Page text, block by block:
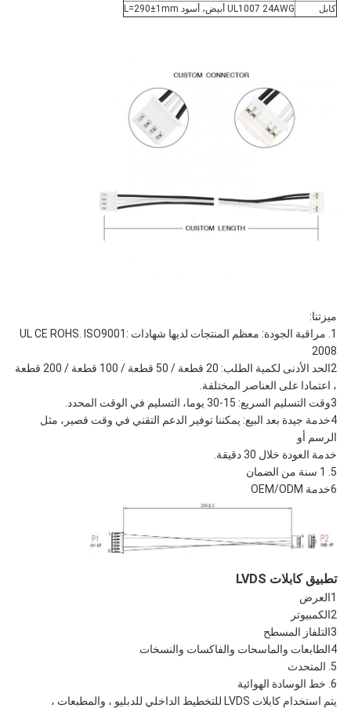
كابل
UL1007 24AWG أبيض، أسود L=290±1mm
ميزتنا:
1. مراقبة الجودة: معظم المنتجات لديها شهادات UL CE ROHS. ISO9001:
2008
2الحد الأدنى لكمية الطلب: 20 قطعة / 50 قطعة / 100 قطعة / 200 قطعة
، اعتمادا على العناصر المختلفة.
3وقت التسليم السريع: 15-30 يوما، التسليم في الوقت المحدد.
4خدمة جيدة بعد البيع: يمكننا توفير الدعم التقني في وقت قصير، مثل
الرسم أو
خدمة العودة خلال 30 دقيقة.
5. 1 سنة من الضمان
6خدمة OEM/ODM
تطبيق كابلات LVDS
1العرض
2الكمبيوتر
3التلفاز المسطح
4الطابعات والماسحات والفاكسات والنسخات
5. المتحدث
6. خط الوسادة الهوائية
يتم استخدام كابلات LVDS للتخطيط الداخلي للدبليو ، والمطبعات ،